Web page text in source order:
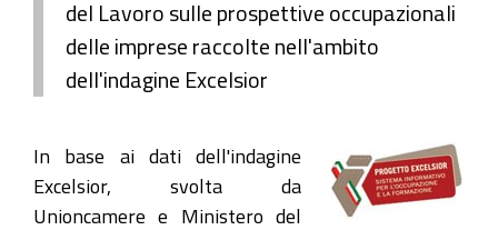
del Lavoro sulle prospettive occupazionali
delle imprese raccolte nell'ambito
dell'indagine Excelsior
In base ai dati dell'indagine
Excelsior, svolta da
Unioncamere e Ministero del